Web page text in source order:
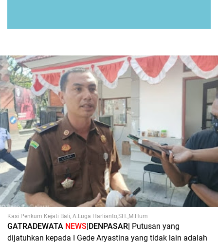
Kasi Penkum Kejati Bali, A.Luga Harlianto,SH.,M.Hum
GATRADEWATA NEWS|DENPASAR| Putusan yang
dijatuhkan kepada I Gede Aryastina yang tidak lain adalah